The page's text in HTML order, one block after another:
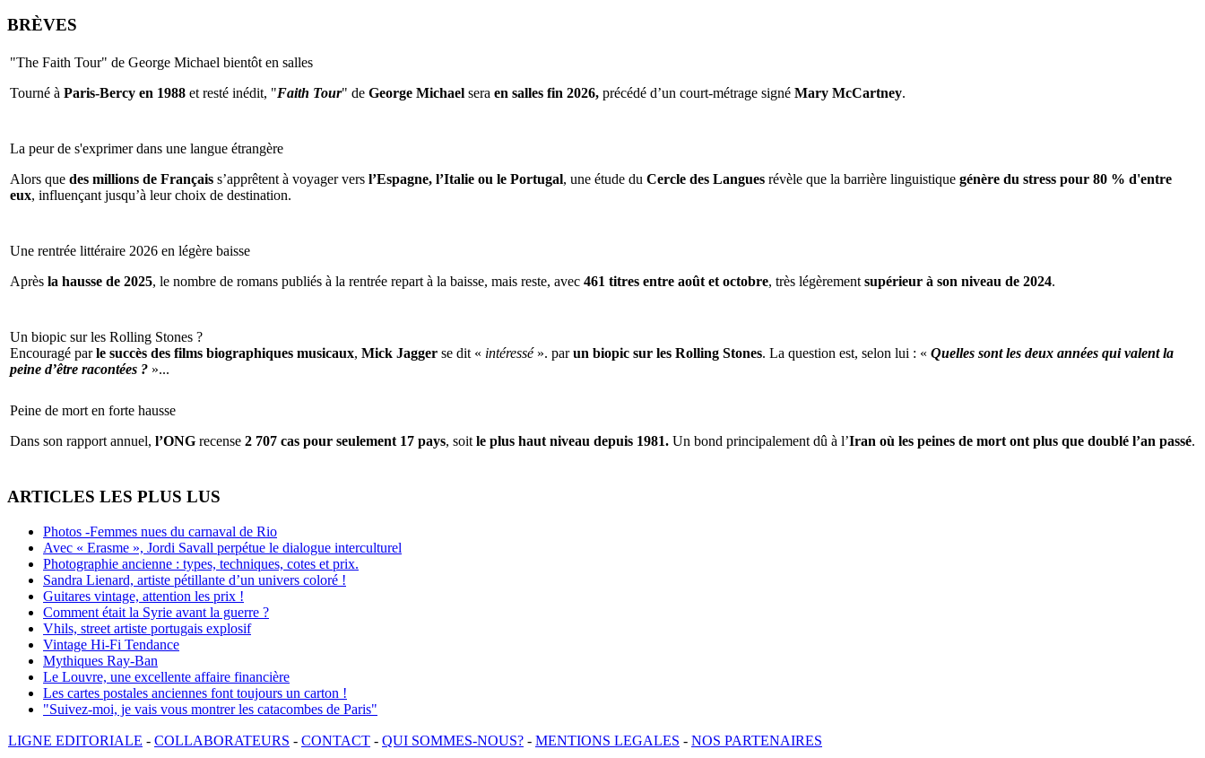
BRÈVES
"The Faith Tour" de George Michael bientôt en salles
Tourné à Paris-Bercy en 1988 et resté inédit, "Faith Tour" de George Michael sera en salles fin 2026, précédé d’un court-métrage signé Mary McCartney.
La peur de s'exprimer dans une langue étrangère
Alors que des millions de Français s’apprêtent à voyager vers l’Espagne, l’Italie ou le Portugal, une étude du Cercle des Langues révèle que la barrière linguistique génère du stress pour 80 % d'entre
eux, influençant jusqu’à leur choix de destination.
Une rentrée littéraire 2026 en légère baisse
Après la hausse de 2025, le nombre de romans publiés à la rentrée repart à la baisse, mais reste, avec 461 titres entre août et octobre, très légèrement supérieur à son niveau de 2024.
Un biopic sur les Rolling Stones ?
Encouragé parle succès des films biographiques musicaux, Mick Jagger se dit « intéressé ». parun biopic sur les Rolling Stones. La question est, selon lui : « Quelles sont les deux années qui valent la
peine d’être racontées ? »...
Peine de mort en forte hausse
Dans son rapport annuel, l’ONG recense 2 707 cas pour seulement 17 pays, soit le plus haut niveau depuis 1981. Un bond principalement dû à l’Iran où les peines de mort ont plus que doublé l’an passé.
ARTICLES LES PLUS LUS
Photos -Femmes nues du carnaval de Rio
Avec « Erasme », Jordi Savall perpétue le dialogue interculturel
Photographie ancienne : types, techniques, cotes et prix.
Sandra Lienard, artiste pétillante d’un univers coloré !
Guitares vintage, attention les prix !
Comment était la Syrie avant la guerre ?
Vhils, street artiste portugais explosif
Vintage Hi-Fi Tendance
Mythiques Ray-Ban
Le Louvre, une excellente affaire financière
Les cartes postales anciennes font toujours un carton !
"Suivez-moi, je vais vous montrer les catacombes de Paris"
LIGNE EDITORIALE - COLLABORATEURS - CONTACT - QUI SOMMES-NOUS? - MENTIONS LEGALES - NOS PARTENAIRES